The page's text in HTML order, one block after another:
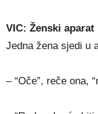
VIC: Ženski aparat
Jedna žena sjedi u
– “Oče”, reče ona,